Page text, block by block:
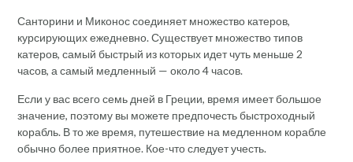
Санторини и Миконос соединяет множество катеров,
курсирующих ежедневно. Существует множество типов
катеров, самый быстрый из которых идет чуть меньше 2
часов, а самый медленный — около 4 часов.
Если у вас всего семь дней в Греции, время имеет большое
значение, поэтому вы можете предпочесть быстроходный
корабль. В то же время, путешествие на медленном корабле
обычно более приятное. Кое-что следует учесть.